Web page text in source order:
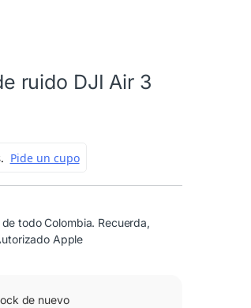
ruido DJI Air 3
todo Colombia. Recuerda,
Apple
de nuevo